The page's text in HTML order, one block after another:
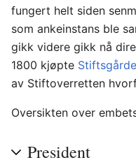
fungert helt siden
som ankeinstans ble
gikk videre gikk nå
1800 kjøpte
av Stiftoverretten
Oversikten over
President